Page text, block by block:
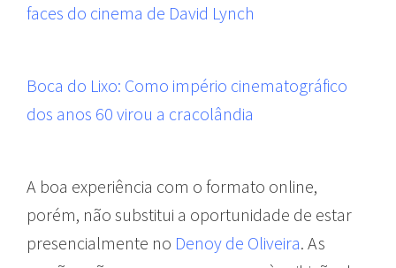
faces do cinema de David Lynch
Boca do Lixo: Como império cinematográfico
dos anos 60 virou a cracolândia
A boa experiência com o formato online,
porém, não substitui a oportunidade de estar
presencialmente no Denoy de Oliveira. As